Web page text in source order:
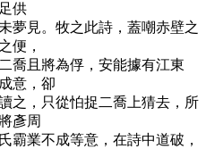
供
夢見。牧之此詩，蓋嘲赤壁之
便，
喬且將為俘，安能據有江東
意，卻
之，只從怕捉二喬上猜去，所
彥周
霸業不成等意，在詩中道破，